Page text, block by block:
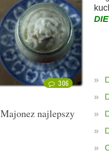
306
Majonez najlepszy